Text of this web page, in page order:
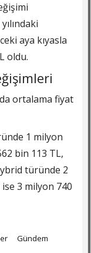
aya kıyasla
oldu.
ortalama fiyat
1 milyon
bin 113 TL,
türünde 2
3 milyon 740
Gündem